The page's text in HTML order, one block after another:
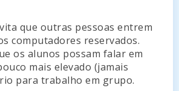
que outras pessoas entrem
computadores reservados.
os alunos possam falar em
mais elevado (jamais
para trabalho em grupo.